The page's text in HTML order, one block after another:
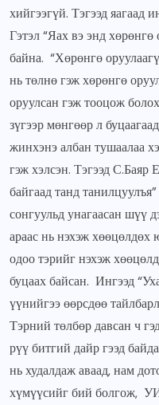
хийгээгүй. Тэгээд яагаад
Гэтэл “Яах вэ энд
байна. “Хөрөнгө
нь төлнө гэж хөрөнгө
оруулсан гэж тооцож
зүгээр мөнгөөр л
жинхэнэ албан тушаалаа
гэж хэлсэн. Тэгээд С.Баяр
байгаад танд
сонгуульд унагаасан
араас нь нэхэж
одоо тэрийг нэхэж
буцаах байсан. Ингээд
үүнийгээ өөрсдөө
Тэрний төлбөр давсан ч
рүү битгий дайр гээд
нь худалдаж аваад, нам
хүмүүсийг бий болгож,